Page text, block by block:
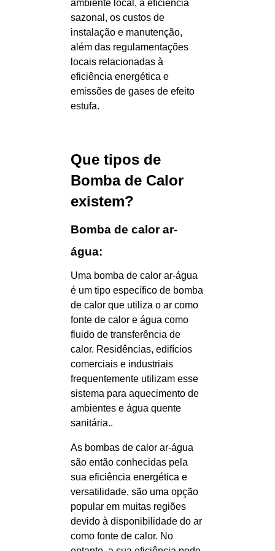
ambiente local, a eficiência
sazonal, os custos de
instalação e manutenção,
além das regulamentações
locais relacionadas à
eficiência energética e
emissões de gases de efeito
estufa.
Que tipos de
Bomba de Calor
existem?
Bomba de calor ar-
água:
Uma bomba de calor ar-água
é um tipo específico de bomba
de calor que utiliza o ar como
fonte de calor e água como
fluido de transferência de
calor. Residências, edifícios
comerciais e industriais
frequentemente utilizam esse
sistema para aquecimento de
ambientes e água quente
sanitária..
As bombas de calor ar-água
são então conhecidas pela
sua eficiência energética e
versatilidade, são uma opção
popular em muitas regiões
devido à disponibilidade do ar
como fonte de calor. No